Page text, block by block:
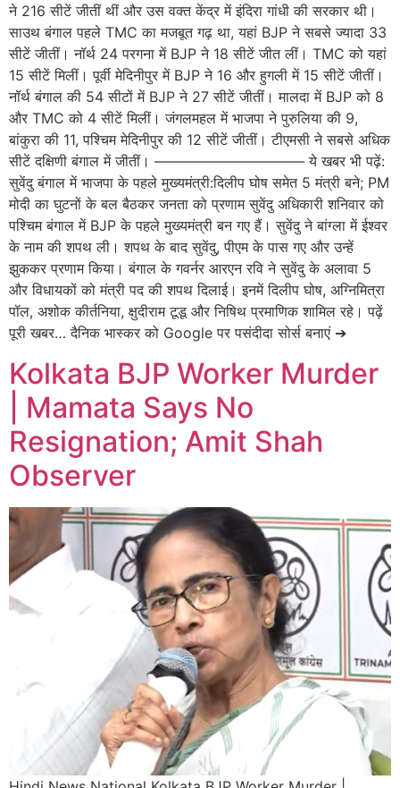
ने 216 सीटें जीतीं थीं और उस वक्त केंद्र में इंदिरा गांधी की सरकार थी।
साउथ बंगाल पहले TMC का मजबूत गढ़ था, यहां BJP ने सबसे ज्यादा 33
सीटें जीतीं। नॉर्थ 24 परगना में BJP ने 18 सीटें जीत लीं। TMC को यहां
15 सीटें मिलीं। पूर्वी मेदिनीपुर में BJP ने 16 और हुगली में 15 सीटें जीतीं।
नॉर्थ बंगाल की 54 सीटों में BJP ने 27 सीटें जीतीं। मालदा में BJP को 8
और TMC को 4 सीटें मिलीं। जंगलमहल में भाजपा ने पुरुलिया की 9,
बांकुरा की 11, पश्चिम मेदिनीपुर की 12 सीटें जीतीं। टीएमसी ने सबसे अधिक
सीटें दक्षिणी बंगाल में जीतीं। ——————————– ये खबर भी पढ़ें:
सुवेंदु बंगाल में भाजपा के पहले मुख्यमंत्री:दिलीप घोष समेत 5 मंत्री बने; PM
मोदी का घुटनों के बल बैठकर जनता को प्रणाम सुवेंदु अधिकारी शनिवार को
पश्चिम बंगाल में BJP के पहले मुख्यमंत्री बन गए हैं। सुवेंदु ने बांग्ला में ईश्वर
के नाम की शपथ ली। शपथ के बाद सुवेंदु, पीएम के पास गए और उन्हें
झुककर प्रणाम किया। बंगाल के गवर्नर आरएन रवि ने सुवेंदु के अलावा 5
और विधायकों को मंत्री पद की शपथ दिलाई। इनमें दिलीप घोष, अग्निमित्रा
पॉल, अशोक कीर्तनिया, क्षुदीराम टूडू और निषिथ प्रमाणिक शामिल रहे। पढ़ें
पूरी खबर… दैनिक भास्कर को Google पर पसंदीदा सोर्स बनाएं ➔
Kolkata BJP Worker Murder
| Mamata Says No
Resignation; Amit Shah
Observer